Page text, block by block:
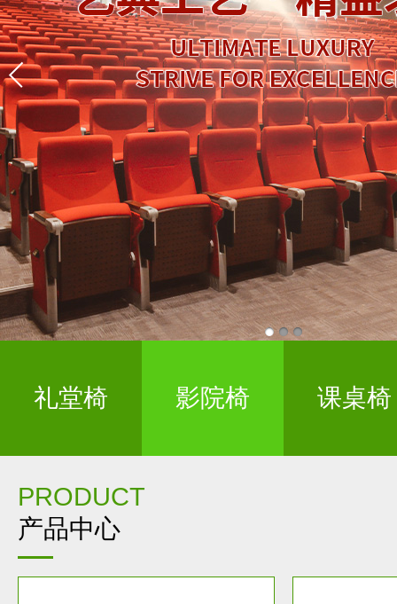
礼堂椅 影院椅 课桌椅
PRODUCT
产品中心